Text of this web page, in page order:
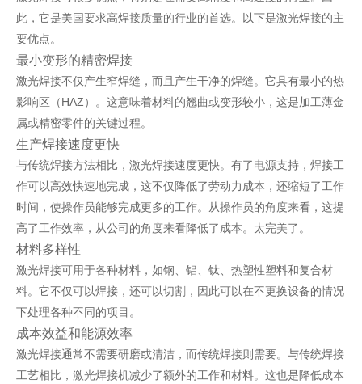
此，它是美国要求高焊接质量的行业的首选。以下是激光焊接的主
要优点。
最小变形的精密焊接
激光焊接不仅产生窄焊缝，而且产生干净的焊缝。它具有最小的热
影响区（HAZ）。这意味着材料的翘曲或变形较小，这是加工薄金
属或精密零件的关键过程。
生产焊接速度更快
与传统焊接方法相比，激光焊接速度更快。有了电源支持，焊接工
作可以高效快速地完成，这不仅降低了劳动力成本，还缩短了工作
时间，使操作员能够完成更多的工作。从操作员的角度来看，这提
高了工作效率，从公司的角度来看降低了成本。太完美了。
材料多样性
激光焊接可用于各种材料，如钢、铝、钛、热塑性塑料和复合材
料。它不仅可以焊接，还可以切割，因此可以在不更换设备的情况
下处理各种不同的项目。
成本效益和能源效率
激光焊接通常不需要研磨或清洁，而传统焊接则需要。与传统焊接
工艺相比，激光焊接机减少了额外的工作和材料。这也是降低成本